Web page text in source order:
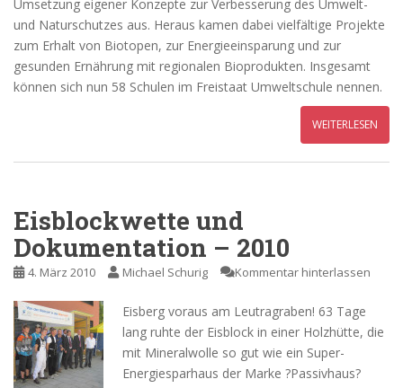
Umsetzung eigener Konzepte zur Verbesserung des Umwelt-
und Naturschutzes aus. Heraus kamen dabei vielfältige Projekte
zum Erhalt von Biotopen, zur Energieeinsparung und zur
gesunden Ernährung mit regionalen Bioprodukten. Insgesamt
können sich nun 58 Schulen im Freistaat Umweltschule nennen.
WEITERLESEN
Eisblockwette und
Dokumentation – 2010
4. März 2010 Michael Schurig Kommentar hinterlassen
Eisberg voraus am Leutragraben! 63 Tage
lang ruhte der Eisblock in einer Holzhütte, die
mit Mineralwolle so gut wie ein Super-
Energiesparhaus der Marke ?Passivhaus?